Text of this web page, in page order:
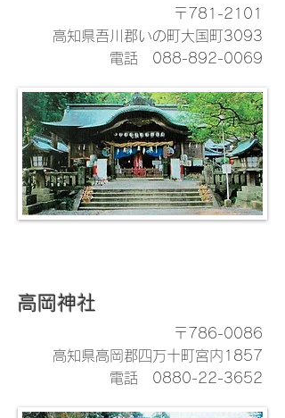
〒781-2101
高知県吾川郡いの町大国町3093
電話 088-892-0069
高岡神社
〒786-0086
高知県高岡郡四万十町宮内1857
電話 0880-22-3652